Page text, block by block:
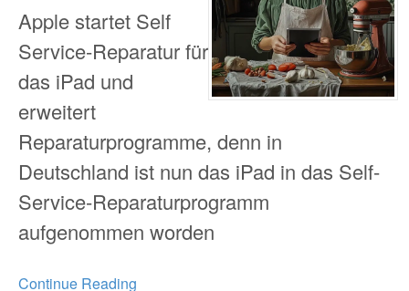
Apple startet Self
Service-Reparatur für
das iPad und
erweitert
Reparaturprogramme, denn in
Deutschland ist nun das iPad in das Self-
Service-Reparaturprogramm
aufgenommen worden
Continue Reading